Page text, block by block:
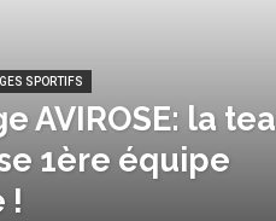
SPORTIFS
AVIROSE: la
1ère équipe
!